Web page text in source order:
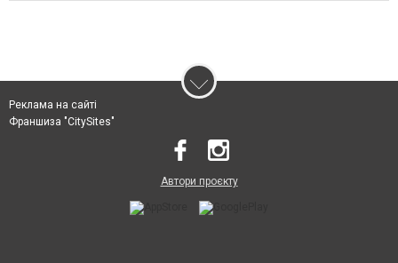
Реклама на сайті
Франшиза "CitySites"
Автори проєкту